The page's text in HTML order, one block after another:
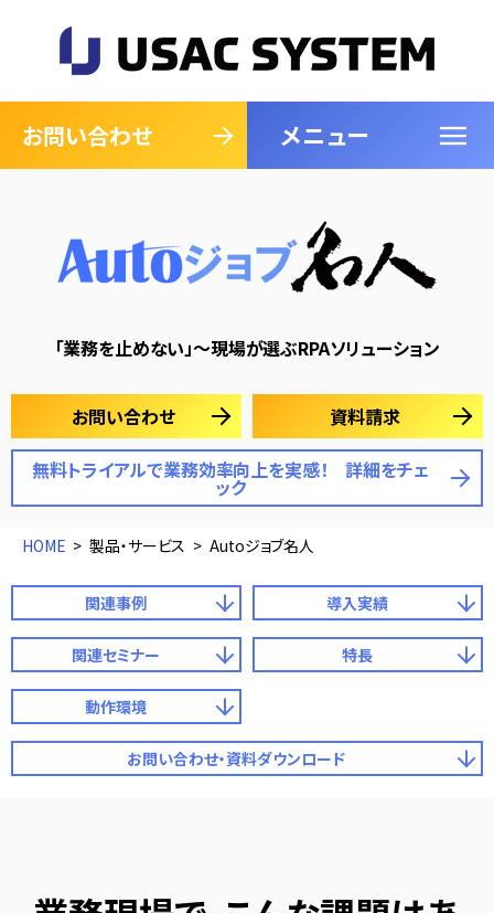
お問い合わせ メニュー
閉じる
「業務を止めない」～現場が選ぶRPAソリューション
お問い合わせ
資料請求
無料トライアルで業務効率向上を実感！ 詳細をチェ
ック
HOME 製品・サービス Autoジョブ名人
関連事例 導入実績
関連セミナー 特長
動作環境
お問い合わせ・資料ダウンロード